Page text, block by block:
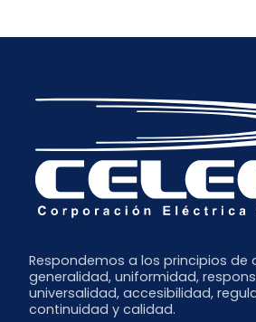
Respondemos a los principios de
generalidad, uniformidad,
universalidad, accesibilidad,
continuidad y calidad.